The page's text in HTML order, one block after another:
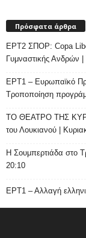
Πρόσφατα άρθρα
ΕΡΤ2 ΣΠΟΡ: Copa
Γυμναστικής Ανδρών
ΕΡΤ1 – Ευρωπαϊκό
Τροποποίηση
ΤΟ ΘΕΑΤΡΟ ΤΗΣ
του Λουκιανού |
H Σουμπερτιάδα στο
20:10
ΕΡΤ1 – Αλλαγή